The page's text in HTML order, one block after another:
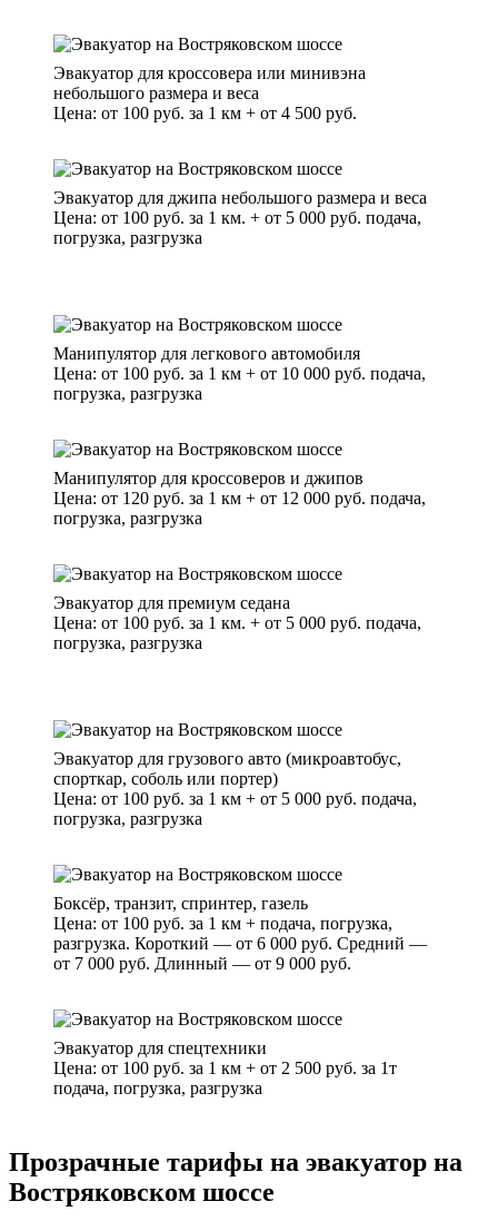
Эвакуатор для кроссовера или минивэна
небольшого размера и веса
Цена: от 100 руб. за 1 км + от 4 500 руб.
Эвакуатор для джипа небольшого размера и веса
Цена: от 100 руб. за 1 км. + от 5 000 руб. подача,
погрузка, разгрузка
Манипулятор для легкового автомобиля
Цена: от 100 руб. за 1 км + от 10 000 руб. подача,
погрузка, разгрузка
Манипулятор для кроссоверов и джипов
Цена: от 120 руб. за 1 км + от 12 000 руб. подача,
погрузка, разгрузка
Эвакуатор для премиум седана
Цена: от 100 руб. за 1 км. + от 5 000 руб. подача,
погрузка, разгрузка
Эвакуатор для грузового авто (микроавтобус,
спорткар, соболь или портер)
Цена: от 100 руб. за 1 км + от 5 000 руб. подача,
погрузка, разгрузка
Боксёр, транзит, спринтер, газель
Цена: от 100 руб. за 1 км + подача, погрузка,
разгрузка. Короткий — от 6 000 руб. Средний —
от 7 000 руб. Длинный — от 9 000 руб.
Эвакуатор для спецтехники
Цена: от 100 руб. за 1 км + от 2 500 руб. за 1т
подача, погрузка, разгрузка
Прозрачные тарифы на эвакуатор на
Востряковском шоссе